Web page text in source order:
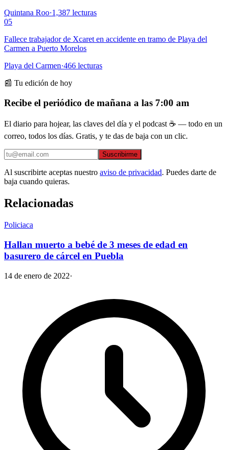
Quintana Roo·1,387 lecturas
05
Fallece trabajador de Xcaret en accidente en tramo de Playa del
Carmen a Puerto Morelos
Playa del Carmen·466 lecturas
📰 Tu edición de hoy
Recibe el periódico de mañana a las 7:00 am
El diario para hojear, las claves del día y el podcast ☕ — todo en un
correo, todos los días. Gratis, y te das de baja con un clic.
Suscribirme
Al suscribirte aceptas nuestro aviso de privacidad. Puedes darte de
baja cuando quieras.
Relacionadas
Policiaca
Hallan muerto a bebé de 3 meses de edad en
basurero de cárcel en Puebla
14 de enero de 2022·